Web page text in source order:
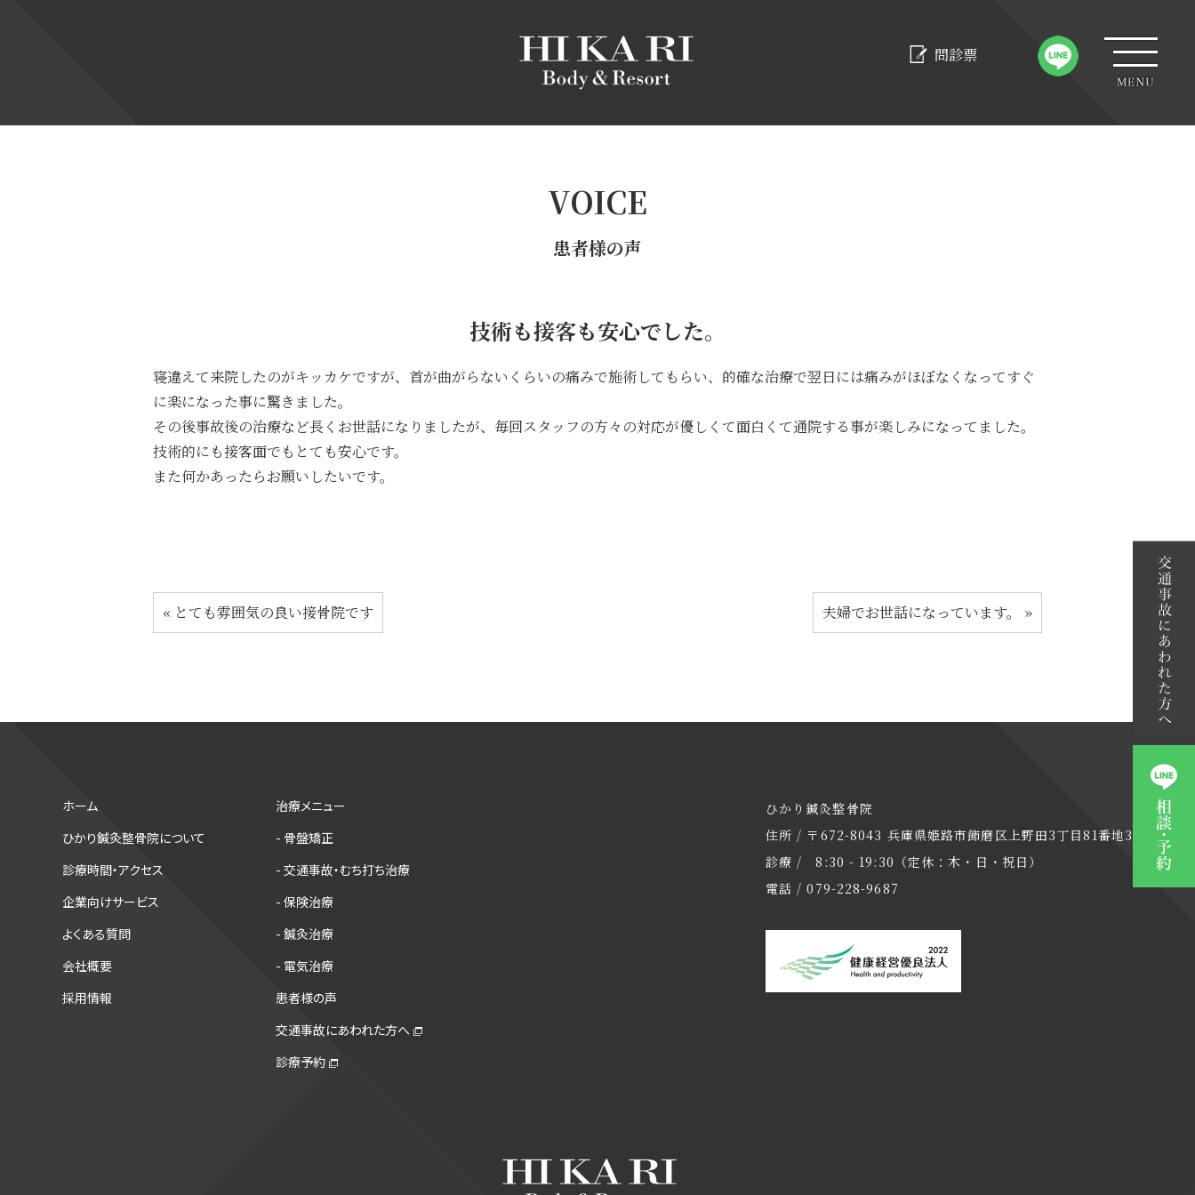
問診票
VOICE
患者様の声
技術も接客も安心でした。
寝違えて来院したのがキッカケですが、首が曲がらないくらいの痛みで施術してもらい、的確な治療で翌日には痛みがほぼなくなってすぐ
に楽になった事に驚きました。
その後事故後の治療など長くお世話になりましたが、毎回スタッフの方々の対応が優しくて面白くて通院する事が楽しみになってました。
技術的にも接客面でもとても安心です。
また何かあったらお願いしたいです。
« とても雰囲気の良い接骨院です 夫婦でお世話になっています。 »
ホーム
ひかり鍼灸整骨院について
診療時間・アクセス
企業向けサービス
よくある質問
会社概要
採用情報
治療メニュー
- 骨盤矯正
- 交通事故・むち打ち治療
- 保険治療
- 鍼灸治療
- 電気治療
患者様の声
交通事故にあわれた方へ
診療予約
ひかり鍼灸整骨院
住所 / 〒672-8043 兵庫県姫路市飾磨区上野田3丁目81番地3
診療 / 8:30 - 19:30（定休：木・日・祝日）
電話 / 079-228-9687